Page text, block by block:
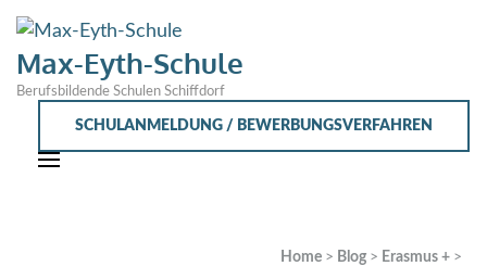
Max-Eyth-Schule
Berufsbildende Schulen Schiffdorf
SCHULANMELDUNG / BEWERBUNGSVERFAHREN
Home > Blog > Erasmus + >